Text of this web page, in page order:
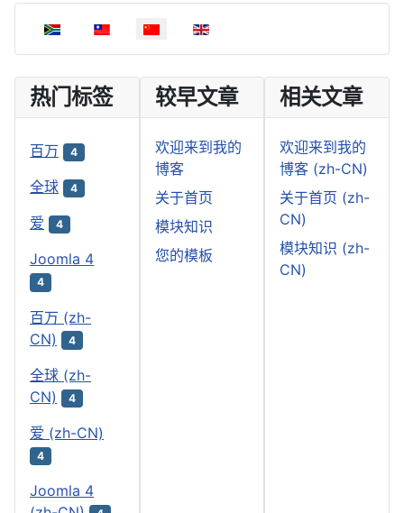
选择你的语音
热门标签
百万 4
全球 4
爱 4
Joomla 4
4
百万 (zh-
CN)
4
全球 (zh-
CN)
4
爱 (zh-CN)
4
Joomla 4
较早文章
欢迎来到我的
博客
关于首页
模块知识
您的模板
相关文章
欢迎来到我的
博客 (zh-CN)
关于首页 (zh-
CN)
模块知识 (zh-
CN)